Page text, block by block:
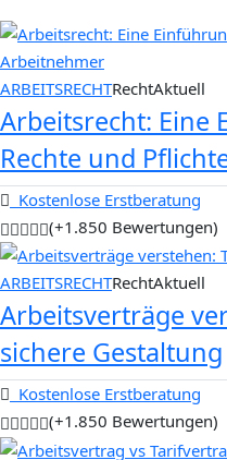
ARBEITSRECHTRechtAktuell
Arbeitsrecht: Eine
Rechte und
Kostenlose Erstberatung
(+1.850 Bewertungen)
ARBEITSRECHTRechtAktuell
Arbeitsverträge
sichere Gestaltung
Kostenlose Erstberatung
(+1.850 Bewertungen)